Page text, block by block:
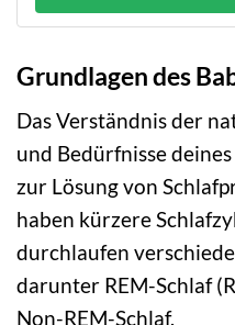
Grundlagen des
Das Verständnis der
und Bedürfnisse
zur Lösung von
haben kürzere
durchlaufen
darunter REM-Schlaf
Non-REM-Schlaf.